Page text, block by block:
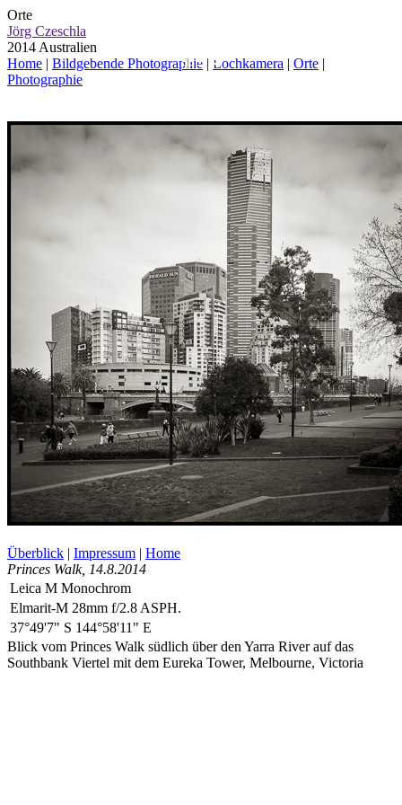
Orte
Jörg Czeschla
2014 Australien
Home | Bildgebende Photographie | Lochkamera | Orte |
Photographie
Überblick | Impressum | Home
Princes Walk, 14.8.2014
Leica M Monochrom
Elmarit-M 28mm f/2.8 ASPH.
37°49'7" S 144°58'11" E
Blick vom Princes Walk südlich über den Yarra River auf das
Southbank Viertel mit dem Eureka Tower, Melbourne, Victoria